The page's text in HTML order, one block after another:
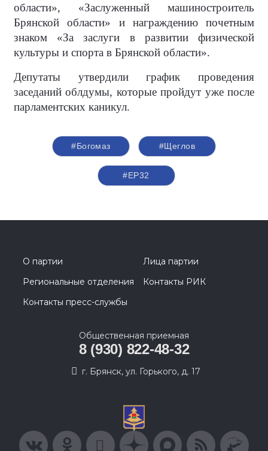
области», «Заслуженный машиностроитель
Брянской области» и награждению почетным
знаком «За заслуги в развитии физической
культуры и спорта в Брянской области».
Депутаты утвердили график проведения
заседаний облдумы, которые пройдут уже после
парламентских каникул.
#Богомаз #Щеглов
#ЕР32
О партии
Лица партии
Региональные отделения
Контакты РИК
Контакты пресс-службы
Общественная приемная
8 (930) 822-48-32
г. Брянск, ул. Горького, д. 17